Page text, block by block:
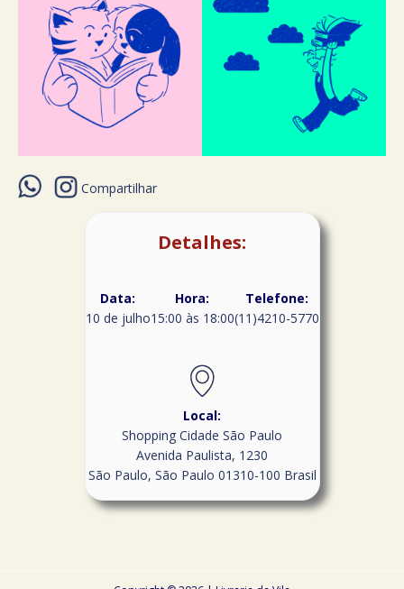
Compartilhar
Detalhes:
Data:
10 de julho
Hora:
15:00 às 18:00
Telefone:
(11)4210-5770
Local:
Shopping Cidade São Paulo
Avenida Paulista, 1230
São Paulo, São Paulo 01310-100 Brasil